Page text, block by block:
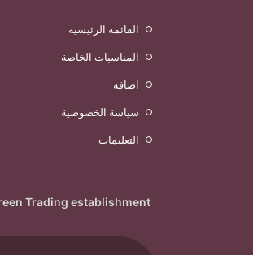
القائمة الرئيسية
المناسبات الخاصة
اضافه
سياسة الخصوصية
التعليمات
Trading establishment